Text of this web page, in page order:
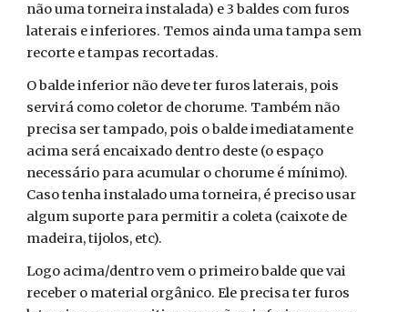
não uma torneira instalada) e 3 baldes com furos
laterais e inferiores. Temos ainda uma tampa sem
recorte e tampas recortadas.
O balde inferior não deve ter furos laterais, pois
servirá como coletor de chorume. Também não
precisa ser tampado, pois o balde imediatamente
acima será encaixado dentro deste (o espaço
necessário para acumular o chorume é mínimo).
Caso tenha instalado uma torneira, é preciso usar
algum suporte para permitir a coleta (caixote de
madeira, tijolos, etc).
Logo acima/dentro vem o primeiro balde que vai
receber o material orgânico. Ele precisa ter furos